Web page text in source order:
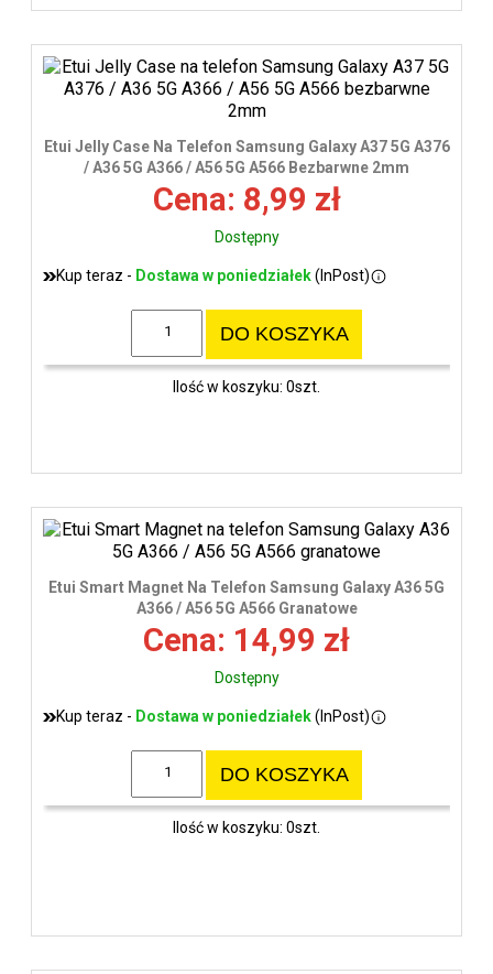
Etui Jelly Case Na Telefon Samsung Galaxy A37 5G A376
/ A36 5G A366 / A56 5G A566 Bezbarwne 2mm
Cena: 8,99 zł
Dostępny
Kup teraz - Dostawa w poniedziałek(InPost)
DO KOSZYKA
Ilość w koszyku: 0szt.
Etui Smart Magnet Na Telefon Samsung Galaxy A36 5G
A366 / A56 5G A566 Granatowe
Cena: 14,99 zł
Dostępny
Kup teraz - Dostawa w poniedziałek(InPost)
DO KOSZYKA
Ilość w koszyku: 0szt.